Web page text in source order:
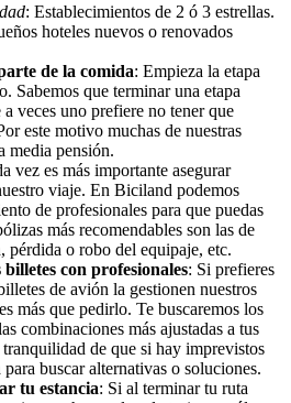
: Establecimientos de 2 ó 3 estrellas.
hoteles nuevos o renovados
de la comida: Empieza la etapa
Sabemos que terminar una etapa
veces uno prefiere no tener que
este motivo muchas de nuestras
media pensión.
vez es más importante asegurar
viaje. En Biciland podemos
de profesionales para que puedas
más recomendables son las de
pérdida o robo del equipaje, etc.
billetes con profesionales: Si prefieres
de avión la gestionen nuestros
más que pedirlo. Te buscaremos los
combinaciones más ajustadas a tus
de que si hay imprevistos
para buscar alternativas o soluciones.
tu estancia: Si al terminar tu ruta